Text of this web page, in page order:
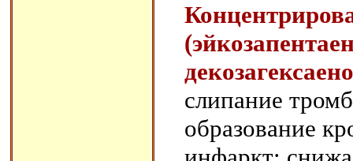
слипание
образование